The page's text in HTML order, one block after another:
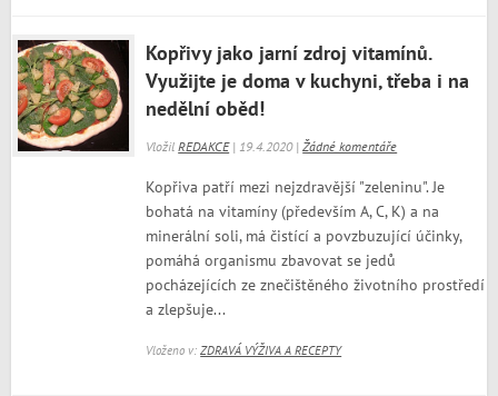
Kopřivy jako jarní zdroj vitamínů.
Využijte je doma v kuchyni, třeba i na
nedělní oběd!
VložilREDAKCE| 19.4.2020 |Žádné komentáře
Kopřiva patří mezi nejzdravější "zeleninu". Je
bohatá na vitamíny (především A, C, K) a na
minerální soli, má čistící a povzbuzující účinky,
pomáhá organismu zbavovat se jedů
pocházejících ze znečištěného životního prostředí
a zlepšuje...
Vloženo v:ZDRAVÁ VÝŽIVA A RECEPTY